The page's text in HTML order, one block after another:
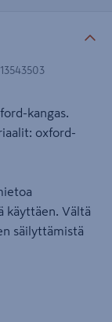
kangas.
oxford-
käyttäen. Vältä
säilyttämistä